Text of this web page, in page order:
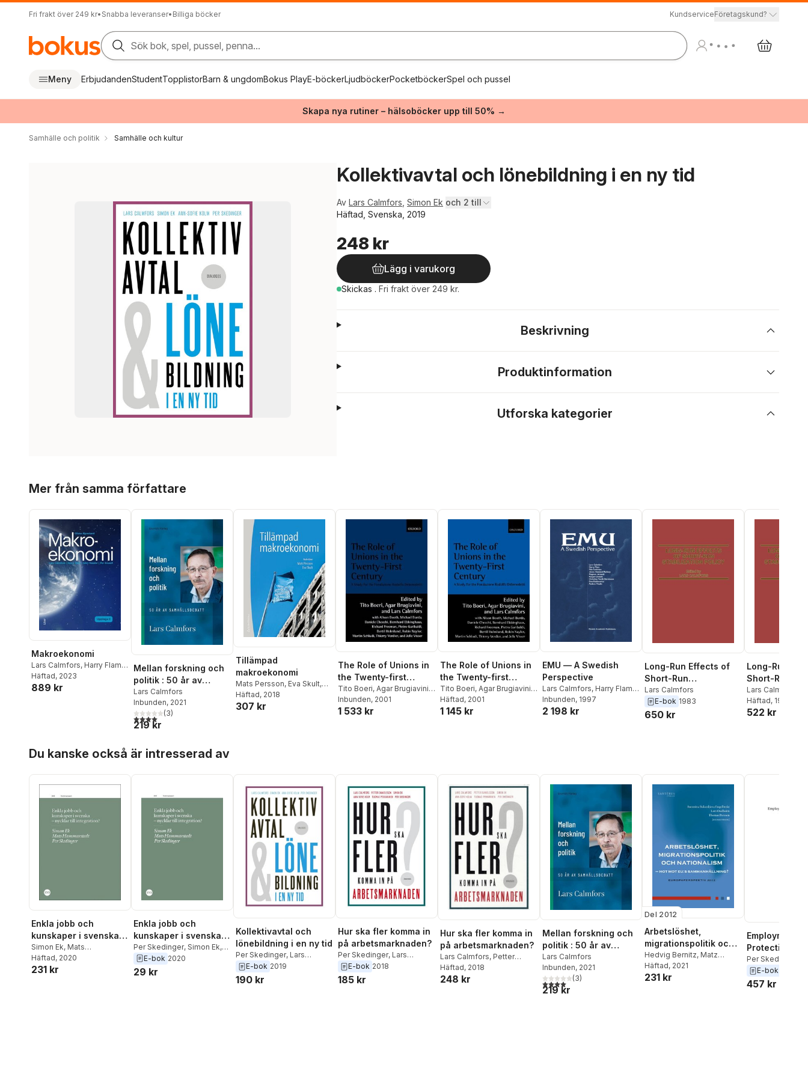
Fri frakt över 249 kr• Snabba leveranser• Billiga böcker KundserviceFöretagskund?
Sök bok, spel, pussel, penna...
Meny ErbjudandenStudentTopplistorBarn & ungdomBokus PlayE-böckerLjudböckerPocketböckerSpel och pussel
Skapa nya rutiner – hälsoböcker upp till 50% →
Samhälle och politik Samhälle och kultur
Kollektivavtal och lönebildning i en ny tid
Av Lars Calmfors Simon Ek och 2 till
Häftad, Svenska, 2019
248 kr
Lägg i varukorg
Skickas . Fri frakt över 249 kr.
Beskrivning
Produktinformation
Utforska kategorier
Mer från samma författare
Makroekonomi
Lars Calmfors, Harry Flam,
John Hassler
Häftad, 2023
889 kr
Mellan forskning och
politik : 50 år av
samhällsdebatt
Lars Calmfors
Inbunden, 2021
4,0utav 5 stjärnor. Totalt antal röster:
(3)
219 kr
Tillämpad
makroekonomi
Mats Persson, Eva Skult,
Lars Calmfors
Englund,
Häftad, 2018
307 kr
The Role of Unions in
the Twenty-first
Century
Tito Boeri, Agar Brugiavini,
Tito Boeri ,Agar Brugiavini
Lars Calmfors
Inbunden, 2001
1 533 kr
The Role of Unions in
the Twenty-first
Century
Tito Boeri, Agar Brugiavini,
Lars Calmfors
Häftad, 2001
1 145 kr
EMU — A Swedish
Perspective
Lars Calmfors, Harry Flam,
Nils Gottfries,Janne
Haaland Matlary
Inbunden, 1997
2 198 kr
Long-Run Effects of
Short-Run
Stabilization Policy
Lars Calmfors
E-bok 1983
650 kr
Long-Run
Short-Run
Stabilization
Lars Calmfors
Häftad, 1983
522 kr
Du kanske också är intresserad av
Enkla jobb och
kunskaper i svenska -
nycklar till
integration?
Simon Ek, Mats
Hammarstedt
Skedinger
Häftad, 2020
231 kr
Enkla jobb och
kunskaper i svenska -
nycklar till
integration?
Per Skedinger, Simon Ek,
Mats Hammarstedt
E-bok 2020
29 kr
Kollektivavtal och
lönebildning i en ny tid
Per Skedinger, Lars
Calmfors ,Simon Ek
Sofie Kolm
E-bok 2019
190 kr
Hur ska fler komma in
på arbetsmarknaden?
Per Skedinger, Lars
Calmfors ,Petter
Danielsson
E-bok 2018
185 kr
Hur ska fler komma in
på arbetsmarknaden?
Lars Calmfors, Petter
Danielsson,Simon Ek
Sofie Kolm
Häftad, 2018
248 kr
Mellan forskning och
politik : 50 år av
samhällsdebatt
Lars Calmfors
Inbunden, 2021
4,0utav 5 stjärnor. Totalt antal röster:
(3)
219 kr
Del 2012
Arbetslöshet,
migrationspolitik och
nationalism
Hedvig Bernitz, Matz
Dahlberg,Peo Hansen
Petra Herzfeld Olsson
Häftad, 2021
231 kr
Employment
Protection
Per Skedinger
E-bok
457 kr